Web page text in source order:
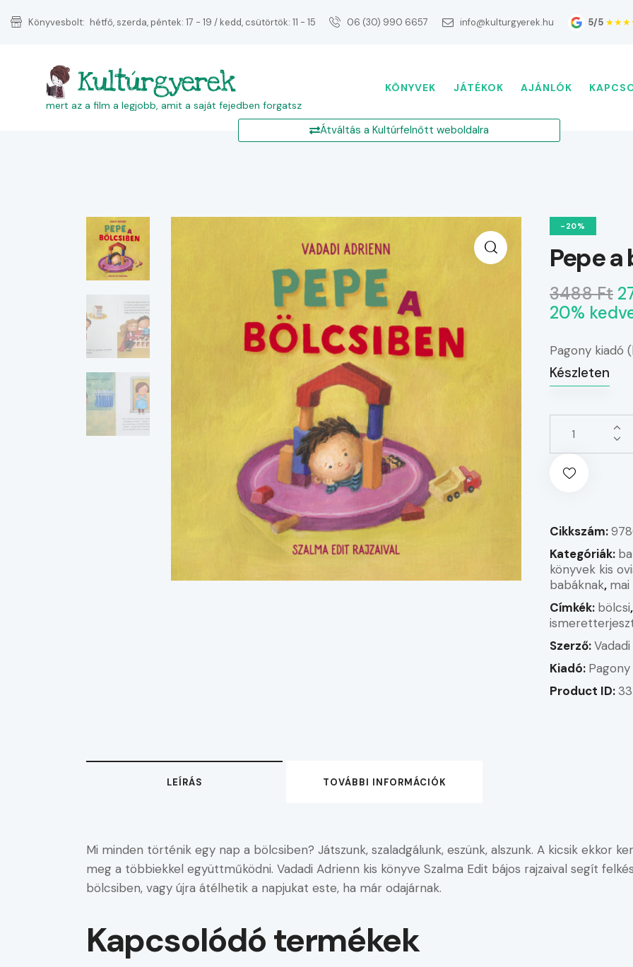
Könyvesbolt: hétfő, szerda, péntek: 17 - 19 / kedd, csütörtök: 11 - 15 06 (30) 990 6657 info@kulturgyerek.hu 5/5
Kultúrgyerek
mert az a film a legjobb, amit a saját fejedben forgatsz
KÖNYVEK JÁTÉKOK AJÁNLÓK
Átváltás a Kultúrfelnőtt weboldalra
-20%
Pepe
3488 Ft
20%
Pagony kiadó
Készleten
Cikkszám:
Kategóriák:
könyvek kis
babáknak,
Címkék: bölcsi
Szerző:
Kiadó:
Product ID:
LEÍRÁS TOVÁBBI INFORMÁCIÓK
Mi minden történik egy nap a bölcsiben? Játszunk, szaladgálunk, eszünk, alszunk. A kicsik ekkor
meg a többiekkel együttműködni. Vadadi Adrienn kis könyve Szalma Edit bájos rajzaival segít
bölcsiben, vagy újra átélhetik a napjukat este, ha már odajárnak.
Kapcsolódó termékek